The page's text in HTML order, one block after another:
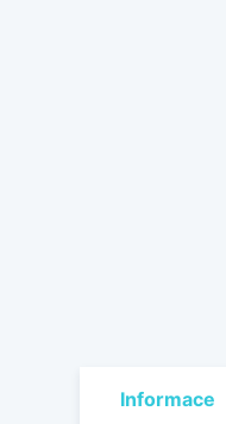
Informace